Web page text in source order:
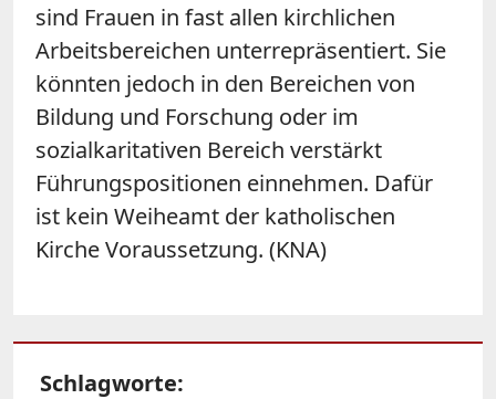
sind Frauen in fast allen kirchlichen
Arbeitsbereichen unterrepräsentiert. Sie
könnten jedoch in den Bereichen von
Bildung und Forschung oder im
sozialkaritativen Bereich verstärkt
Führungspositionen einnehmen. Dafür
ist kein Weiheamt der katholischen
Kirche Voraussetzung. (KNA)
Schlagworte: